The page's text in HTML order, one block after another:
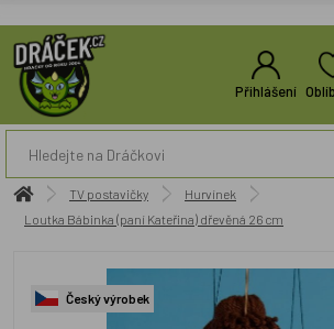
Přihlášení
TV postavičky
Hurvínek
Loutka Bábinka (paní Kateřina) dřevěná 26 cm
Český výrobek